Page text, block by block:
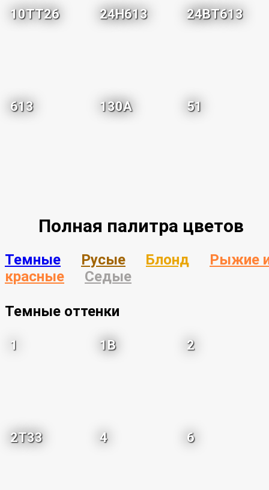
10TT26 24H613 24BT613
613 130A 51
Полная палитра цветов
Темные Русые Блонд
Рыжие
красные
Седые
Темные оттенки
1 1B 2
2T33 4 6